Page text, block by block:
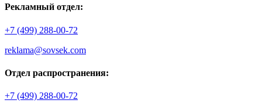
Рекламный отдел:
+7 (499) 288-00-72
reklama@sovsek.com
Отдел распространения:
+7 (499) 288-00-72